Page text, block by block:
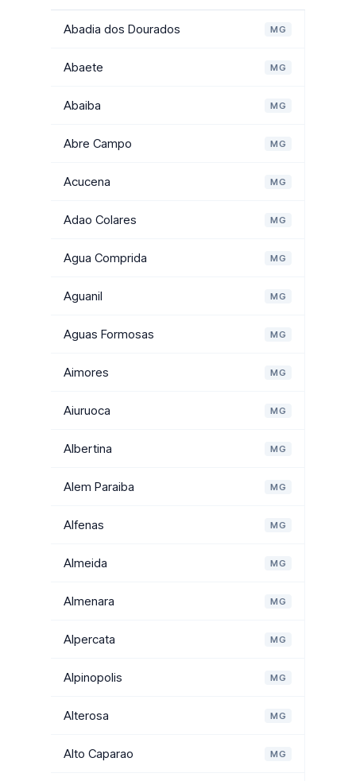
Abadia dos Dourados MG
Abaete MG
Abaiba MG
Abre Campo MG
Acucena MG
Adao Colares MG
Agua Comprida MG
Aguanil MG
Aguas Formosas MG
Aimores MG
Aiuruoca MG
Albertina MG
Alem Paraiba MG
Alfenas MG
Almeida MG
Almenara MG
Alpercata MG
Alpinopolis MG
Alterosa MG
Alto Caparao MG